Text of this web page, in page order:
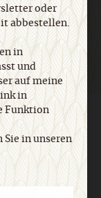
anmelden
oder
abbestellen.
in
und
auf meine
in
Funktion
in unseren